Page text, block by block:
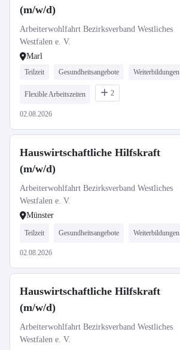
(m/w/d)
Arbeiterwohlfahrt Bezirksverband Westliches
Westfalen e. V.
Marl
Teilzeit Gesundheitsangebote Weiterbildungen
Flexible Arbeitszeiten 2
02.08.2026
Hauswirtschaftliche Hilfskraft
(m/w/d)
Arbeiterwohlfahrt Bezirksverband Westliches
Westfalen e. V.
Münster
Teilzeit Gesundheitsangebote Weiterbildungen
02.08.2026
Hauswirtschaftliche Hilfskraft
(m/w/d)
Arbeiterwohlfahrt Bezirksverband Westliches
Westfalen e. V.